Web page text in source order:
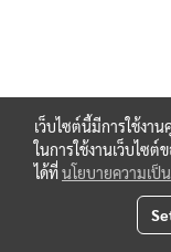
เว็บไซต์นี้มีการใช้งา
ในการใช้งานเว็บไซ
ได้ที่นโยบายความเป็